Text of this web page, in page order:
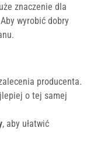
znaczenie dla
wyrobić dobry
producenta.
o tej samej
, aby ułatwić